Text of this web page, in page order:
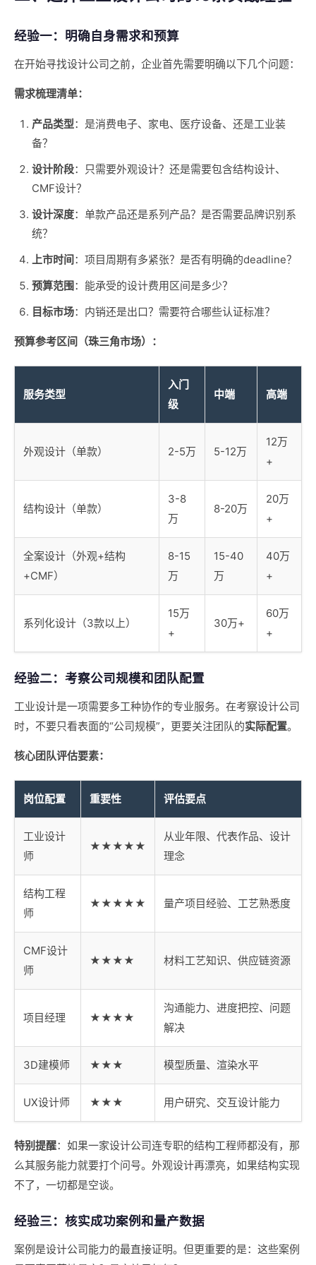
经验一：明确自身需求和预算
在开始寻找设计公司之前，企业首先需要明确以下几个问题：
需求梳理清单：
产品类型：是消费电子、家电、医疗设备、还是工业装
备？
设计阶段：只需要外观设计？还是需要包含结构设计、
CMF设计？
设计深度：单款产品还是系列产品？是否需要品牌识别系
统？
上市时间：项目周期有多紧张？是否有明确的deadline？
预算范围：能承受的设计费用区间是多少？
目标市场：内销还是出口？需要符合哪些认证标准？
预算参考区间（珠三角市场）：
服务类型
入门
级
中端 高端
外观设计（单款） 2-5万 5-12万
12万
+
结构设计（单款）
3-8
万
8-20万
20万
+
全案设计（外观+结构
+CMF）
8-15
万
15-40
万
40万
+
系列化设计（3款以上）
15万
+
30万+
60万
+
经验二：考察公司规模和团队配置
工业设计是一项需要多工种协作的专业服务。在考察设计公司
时，不要只看表面的“公司规模”，更要关注团队的实际配置。
核心团队评估要素：
岗位配置 重要性 评估要点
工业设计
师
★★★★★
从业年限、代表作品、设计
理念
结构工程
师
★★★★★ 量产项目经验、工艺熟悉度
CMF设计
师
★★★★ 材料工艺知识、供应链资源
项目经理 ★★★★
沟通能力、进度把控、问题
解决
3D建模师 ★★★ 模型质量、渲染水平
UX设计师 ★★★ 用户研究、交互设计能力
特别提醒：如果一家设计公司连专职的结构工程师都没有，那
么其服务能力就要打个问号。外观设计再漂亮，如果结构实现
不了，一切都是空谈。
经验三：核实成功案例和量产数据
案例是设计公司能力的最直接证明。但更重要的是：这些案例